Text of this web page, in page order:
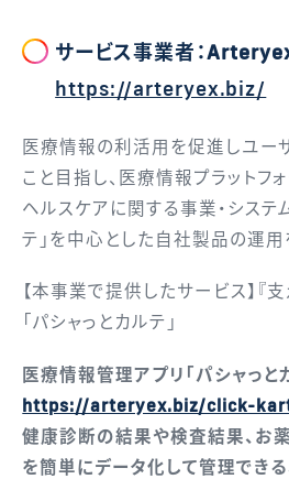
サービス事業者：
https://arteryex.biz/
医療情報の利活用を促進しユー
こと目指し、医療情報プラットフ
ヘルスケアに関する事業・システ
テ」を中心とした自社製品の運用
【本事業で提供したサービス】『
「パシャっとカルテ」
医療情報管理アプリ「パシャっと
https://arteryex.biz/click-
健康診断の結果や検査結果、お
を簡単にデータ化して管理でき